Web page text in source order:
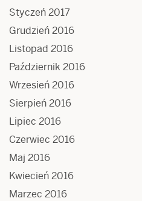
Styczeń 2017
Grudzień 2016
Listopad 2016
Październik 2016
Wrzesień 2016
Sierpień 2016
Lipiec 2016
Czerwiec 2016
Maj 2016
Kwiecień 2016
Marzec 2016